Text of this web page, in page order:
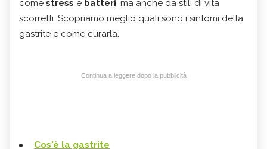
come stress e batteri, ma anche da stili di vita
scorretti. Scopriamo meglio quali sono i sintomi della
gastrite e come curarla.
Continua a leggere dopo la pubblicità
Cos'è la gastrite